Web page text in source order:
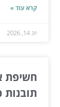
קרא עוד »
יונ 14, 2026
תובנות